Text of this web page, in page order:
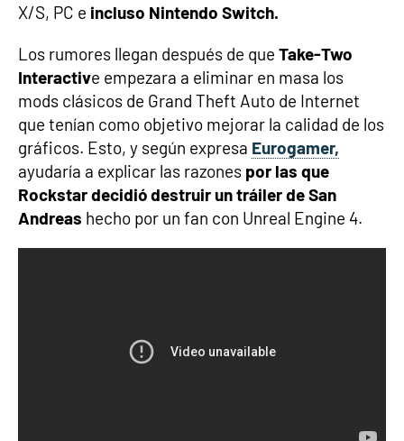
X/S, PC e incluso Nintendo Switch.
Los rumores llegan después de que Take-Two
Interactive empezara a eliminar en masa los
mods clásicos de Grand Theft Auto de Internet
que tenían como objetivo mejorar la calidad de los
gráficos. Esto, y según expresa Eurogamer,
ayudaría a explicar las razones por las que
Rockstar decidió destruir un tráiler de San
Andreas hecho por un fan con Unreal Engine 4.